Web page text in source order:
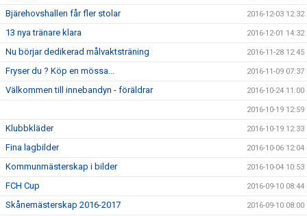
Bjärehovshallen får fler stolar 2016-12-03 12:32
13 nya tränare klara 2016-12-01 14:32
Nu börjar dedikerad målvaktsträning 2016-11-28 12:45
Fryser du ? Köp en mössa... 2016-11-09 07:37
Välkommen till innebandyn - föräldrar 2016-10-24 11:00
2016-10-19 12:59
Klubbkläder 2016-10-19 12:33
Fina lagbilder 2016-10-06 12:04
Kommunmästerskap i bilder 2016-10-04 10:53
FCH Cup 2016-09-10 08:44
Skånemästerskap 2016-2017 2016-09-10 08:00